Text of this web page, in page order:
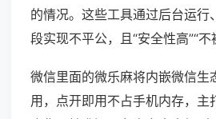
的情况。这些工具通过后台运行
段实现不平公，且“安全性高”“不
微信里面的微乐麻将内嵌微信生
用，点开即用不占手机内存，主